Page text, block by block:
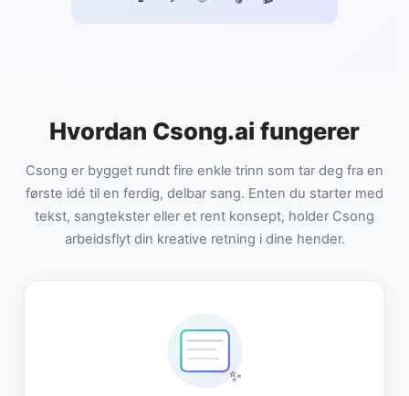
Hvordan Csong.ai fungerer
Csong er bygget rundt fire enkle trinn som tar deg fra en
første idé til en ferdig, delbar sang. Enten du starter med
tekst, sangtekster eller et rent konsept, holder Csong
arbeidsflyt din kreative retning i dine hender.
✨